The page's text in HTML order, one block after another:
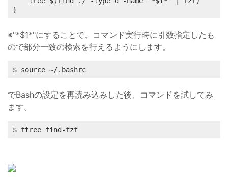
}
※"*$1*"にすることで、コマンド実行時に引数指定したも
ので部分一致の検索を行えるようにします。
$ source ~/.bashrc
でBashの設定を再読み込みした後、コマンドを試してみ
ます。
$ ftree find-fzf